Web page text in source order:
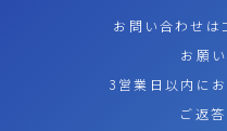
お問い合わせは
お願い
3営業日以内に
ご返答